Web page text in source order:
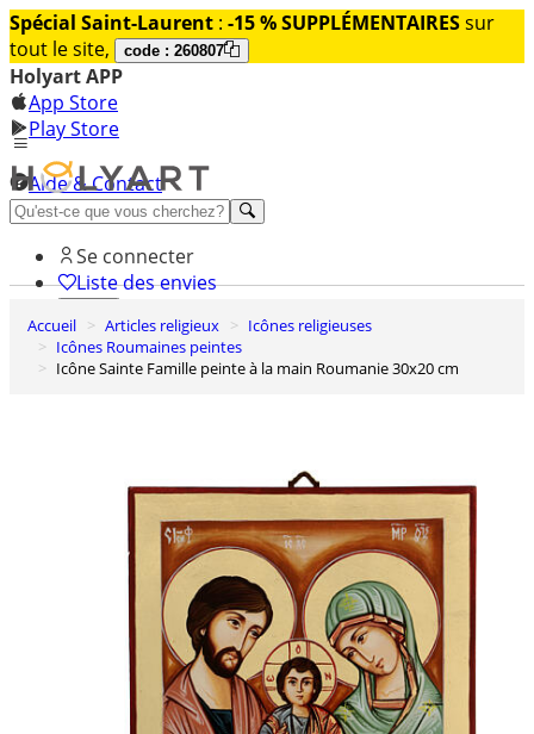
Spécial Saint-Laurent : -15 % SUPPLÉMENTAIRESsur
tout le site,
code : 260807
Holyart APP
App Store
Play Store
Aide & Contact
Découvrez Premium
Se connecter
Liste des envies
0
Panier
Accueil Articles religieux
Icônes religieuses
Icônes Roumaines peintes
Icône Sainte Famille peinte à la main Roumanie 30x20 cm